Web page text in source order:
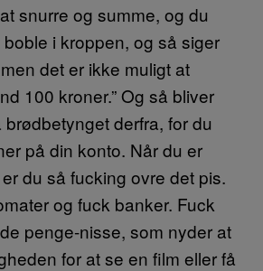
snurre og summe, og du
i kroppen, og så siger
det er ikke muligt at
100 kroner.” Og så bliver
derfra, for du
på din konto. Når du er
du så fucking ovre det pis.
og fuck banker. Fuck
penge-nisse, som nyder at
for at se en film eller få